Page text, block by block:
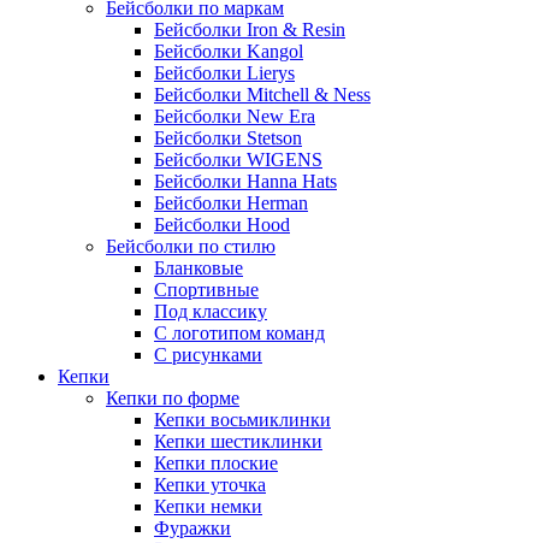
Бейсболки по маркам
Бейсболки Iron & Resin
Бейсболки Kangol
Бейсболки Lierys
Бейсболки Mitchell & Ness
Бейсболки New Era
Бейсболки Stetson
Бейсболки WIGENS
Бейсболки Hanna Hats
Бейсболки Herman
Бейсболки Hood
Бейсболки по стилю
Бланковые
Спортивные
Под классику
С логотипом команд
С рисунками
Кепки
Кепки по форме
Кепки восьмиклинки
Кепки шестиклинки
Кепки плоские
Кепки уточка
Кепки немки
Фуражки